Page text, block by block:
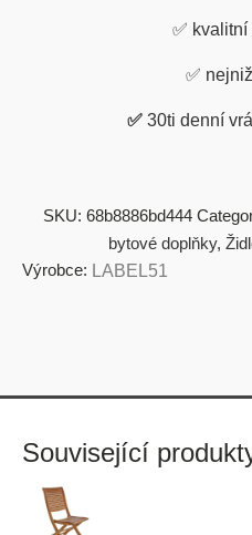
✅ kvalitní
✅
✅ 30ti denní
SKU: 68b8886bd444
bytové doplňky,
Výrobce: LABEL51
Související